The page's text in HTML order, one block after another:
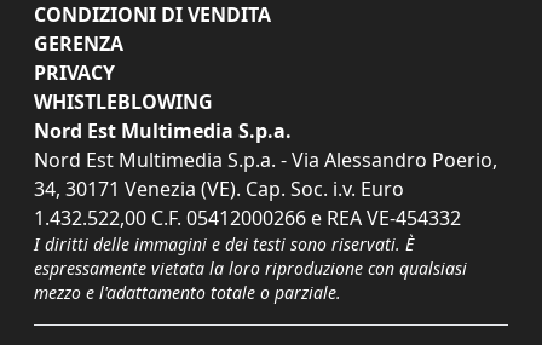
CONDIZIONI DI VENDITA
GERENZA
PRIVACY
WHISTLEBLOWING
Nord Est Multimedia S.p.a.
Nord Est Multimedia S.p.a. - Via Alessandro Poerio,
34, 30171 Venezia (VE). Cap. Soc. i.v. Euro
1.432.522,00 C.F. 05412000266 e REA VE-454332
I diritti delle immagini e dei testi sono riservati. È
espressamente vietata la loro riproduzione con qualsiasi
mezzo e l'adattamento totale o parziale.